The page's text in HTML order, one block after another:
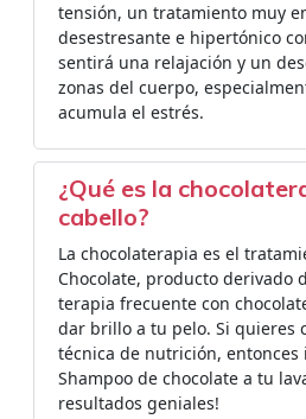
tensión, un tratamiento muy
desestresante e hipertónico
sentirá una relajación y un
zonas del cuerpo,
acumula el estrés.
¿Qué es la
cabello?
La chocolaterapia es el
Chocolate, producto derivado
terapia frecuente con
dar brillo a tu pelo. Si quieres
técnica de nutrición, entonces
Shampoo de chocolate a tu
resultados geniales!